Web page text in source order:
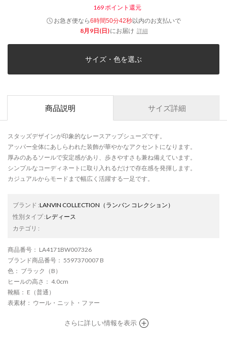
169 ポイント還元
お急ぎ便なら6時間50分42秒以内のお支払いで
8月9日(日)にお届け 詳細
サイズ・色を選ぶ
商品説明 サイズ詳細
スタッズデザインが印象的なレースアップシューズです。
アッパー全体にあしらわれた装飾が華やかなアクセントになります。
厚みのあるソールで安定感があり、歩きやすさも兼ね備えています。
シンプルなコーディネートに取り入れるだけで存在感を発揮します。
カジュアルからモードまで幅広く活躍する一足です。
ブランド :LANVIN COLLECTION （ランバン コレクション）
性別タイプ:レディース
カテゴリ :
商品番号 ： LA4171BW007326
ブランド商品番号 ： 5597370007 B
色 ： ブラック（B）
ヒールの高さ ： 4.0cm
靴幅 ： E（普通）
表素材 ： ウール・ニット・ファー
さらに詳しい情報を表示